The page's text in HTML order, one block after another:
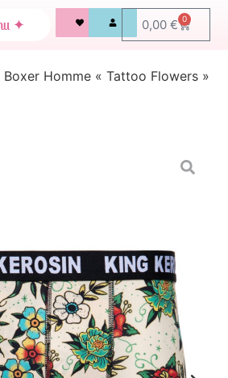
0,00 € 0
Boxer Homme « Tattoo Flowers »